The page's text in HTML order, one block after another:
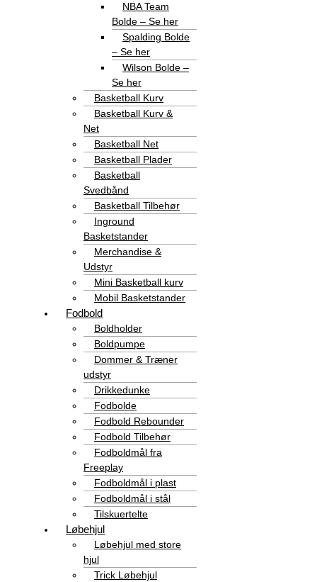
NBA Team
Bolde – Se her
Spalding Bolde
– Se her
Wilson Bolde –
Se her
Basketball Kurv
Basketball Kurv &
Net
Basketball Net
Basketball Plader
Basketball
Svedbånd
Basketball Tilbehør
Inground
Basketstander
Merchandise &
Udstyr
Mini Basketball kurv
Mobil Basketstander
Fodbold
Boldholder
Boldpumpe
Dommer & Træner
udstyr
Drikkedunke
Fodbolde
Fodbold Rebounder
Fodbold Tilbehør
Fodboldmål fra
Freeplay
Fodboldmål i plast
Fodboldmål i stål
Tilskuertelte
Løbehjul
Løbehjul med store
hjul
Trick Løbehjul